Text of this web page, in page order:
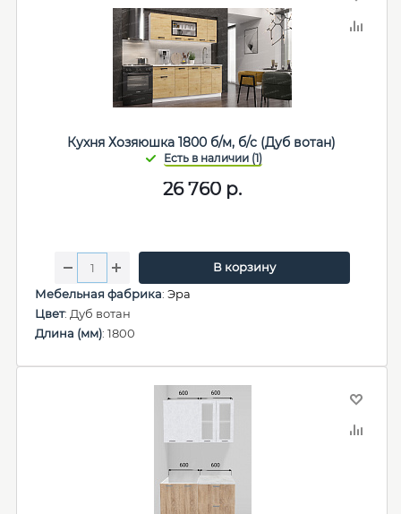
Кухня Хозяюшка 1800 б/м, б/с (Дуб вотан)
26 760 р.
В корзину
Мебельная фабрика: Эра
Цвет: Дуб вотан
Длина (мм): 1800